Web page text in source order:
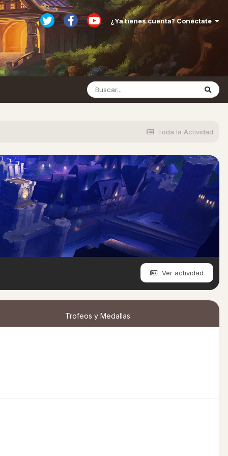
¿Ya tienes cuenta? Conéctate
Toda la Actividad
Ver actividad
Trofeos y Medallas